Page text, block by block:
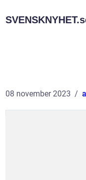
SVENSKNYHET.
08 november 2023